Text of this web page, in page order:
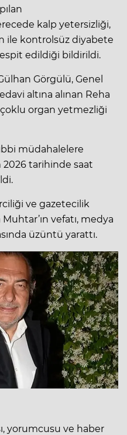
kalp yetersizliği,
ile kontrolsüz diyabete
edildiği bildirildi.
Görgülü, Genel
altına alınan Reha
organ yetmezliği
müdahalelere
2026 tarihinde saat
ve gazetecilik
vefatı, medya
üzüntü yarattı.
yorumcusu ve haber